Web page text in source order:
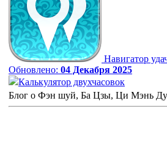
Навигатор
Обновлено: 04 Декабря 2025
Калькулятор двухчасовок
Блог о Фэн шуй, Ба Цзы, Ци Мэнь